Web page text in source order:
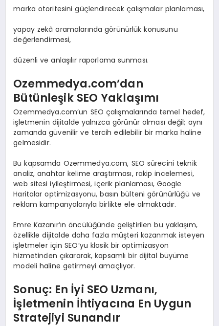
marka otoritesini güçlendirecek çalışmalar planlaması,
yapay zekâ aramalarında görünürlük konusunu
değerlendirmesi,
düzenli ve anlaşılır raporlama sunması.
Ozemmedya.com’dan
Bütünleşik SEO Yaklaşımı
Ozemmedya.com’un SEO çalışmalarında temel hedef,
işletmenin dijitalde yalnızca görünür olması değil; aynı
zamanda güvenilir ve tercih edilebilir bir marka haline
gelmesidir.
Bu kapsamda Ozemmedya.com, SEO sürecini teknik
analiz, anahtar kelime araştırması, rakip incelemesi,
web sitesi iyileştirmesi, içerik planlaması, Google
Haritalar optimizasyonu, basın bülteni görünürlüğü ve
reklam kampanyalarıyla birlikte ele almaktadır.
Emre Kazanır’ın öncülüğünde geliştirilen bu yaklaşım,
özellikle dijitalde daha fazla müşteri kazanmak isteyen
işletmeler için SEO’yu klasik bir optimizasyon
hizmetinden çıkararak, kapsamlı bir dijital büyüme
modeli haline getirmeyi amaçlıyor.
Sonuç: En İyi SEO Uzmanı,
İşletmenin İhtiyacına En Uygun
Stratejiyi Sunandır